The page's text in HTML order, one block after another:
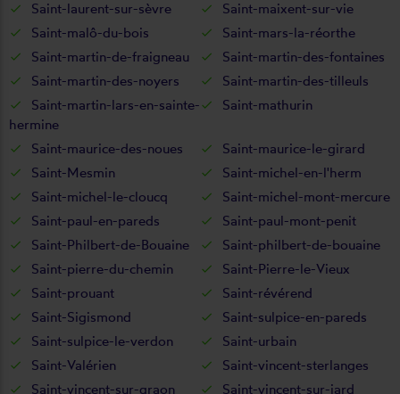
Saint-laurent-sur-sèvre
Saint-maixent-sur-vie
Saint-malô-du-bois
Saint-mars-la-réorthe
Saint-martin-de-fraigneau
Saint-martin-des-fontaines
Saint-martin-des-noyers
Saint-martin-des-tilleuls
Saint-martin-lars-en-sainte-
hermine
Saint-mathurin
Saint-maurice-des-noues
Saint-maurice-le-girard
Saint-Mesmin
Saint-michel-en-l'herm
Saint-michel-le-cloucq
Saint-michel-mont-mercure
Saint-paul-en-pareds
Saint-paul-mont-penit
Saint-Philbert-de-Bouaine
Saint-philbert-de-bouaine
Saint-pierre-du-chemin
Saint-Pierre-le-Vieux
Saint-prouant
Saint-révérend
Saint-Sigismond
Saint-sulpice-en-pareds
Saint-sulpice-le-verdon
Saint-urbain
Saint-Valérien
Saint-vincent-sterlanges
Saint-vincent-sur-graon
Saint-vincent-sur-jard